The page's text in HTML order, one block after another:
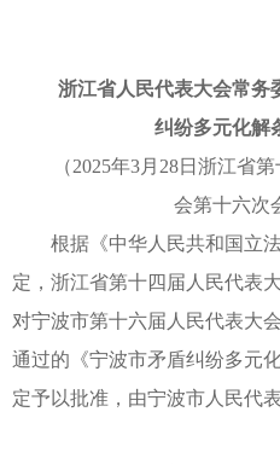
浙江省人民代表大会常务
纠纷多元化解
（2025年3月28日浙江省
会第十六次
根据《中华人民共和国立
定，浙江省第十四届人民代表
对宁波市第十六届人民代表大
通过的《宁波市矛盾纠纷多元
定予以批准，由宁波市人民代